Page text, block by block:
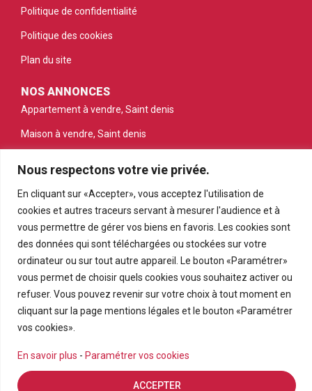
Nous respectons votre vie privée.
En cliquant sur «Accepter», vous acceptez l'utilisation de
cookies et autres traceurs servant à mesurer l'audience et à
vous permettre de gérer vos biens en favoris. Les cookies sont
des données qui sont téléchargées ou stockées sur votre
ordinateur ou sur tout autre appareil. Le bouton «Paramétrer»
vous permet de choisir quels cookies vous souhaitez activer ou
refuser. Vous pouvez revenir sur votre choix à tout moment en
cliquant sur la page mentions légales et le bouton «Paramétrer
vos cookies».
En savoir plus - Paramétrer vos cookies
ACCEPTER
Politique de confidentialité
Politique des cookies
Plan du site
NOS ANNONCES
Appartement à vendre, Saint denis
Maison à vendre, Saint denis
Appartement à vendre, Le tampon
Terrain à vendre, Petite ile